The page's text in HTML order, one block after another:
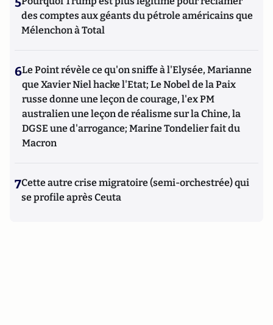
des comptes aux géants du pétrole américains que
Mélenchon à Total
6Le Point révèle ce qu'on sniffe à l'Elysée, Marianne
que Xavier Niel hacke l'Etat; Le Nobel de la Paix
russe donne une leçon de courage, l'ex PM
australien une leçon de réalisme sur la Chine, la
DGSE une d'arrogance; Marine Tondelier fait du
Macron
7Cette autre crise migratoire (semi-orchestrée) qui
se profile après Ceuta